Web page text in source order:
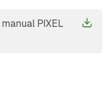
PIXEL